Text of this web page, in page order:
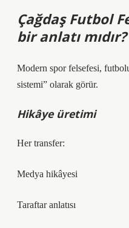
Çağdaş Futbol
bir anlatı mıdır?
Modern spor felsefesi,
sistemi” olarak görür.
Hikâye üretimi
Her transfer:
Medya hikâyesi
Taraftar anlatısı